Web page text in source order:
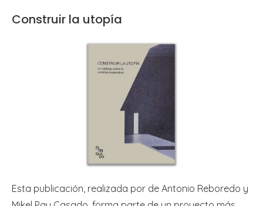
Construir la utopía
Esta publicación, realizada por de Antonio Reboredo y